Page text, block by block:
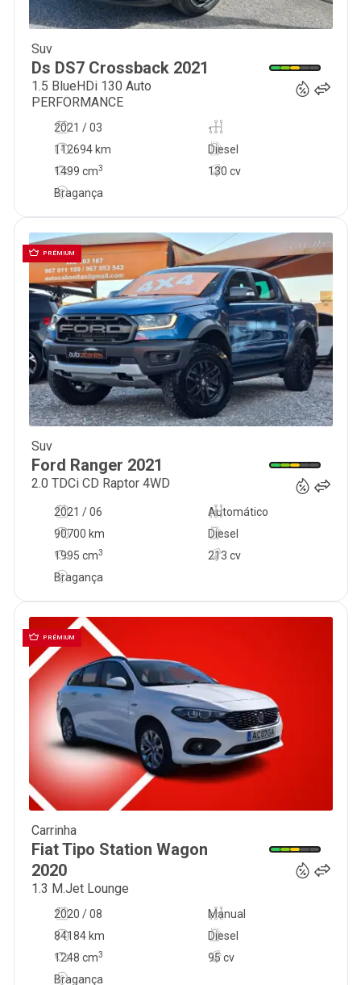
Suv
Ds DS7 Crossback 2021
1.5 BlueHDi 130 Auto
PERFORMANCE
2021 / 03
-
112694 km
130 cv
Diesel
1499 cm3
Bragança
PRÉMIUM
Suv
Ford Ranger 2021
2.0 TDCi CD Raptor 4WD
2021 / 06
Automático
90700 km
213 cv
Diesel
1995 cm3
Bragança
PRÉMIUM
Carrinha
FiatTipo Station Wagon
2020
1.3 M.Jet Lounge
2020 / 08
Manual
84184 km
95 cv
Diesel
1248 cm3
Bragança